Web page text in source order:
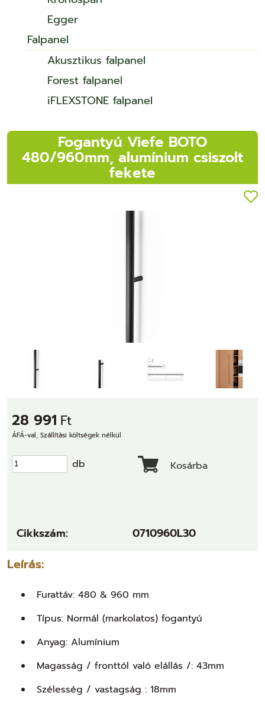
Egger
Falpanel
Akusztikus falpanel
Forest falpanel
iFLEXSTONE falpanel
Fogantyú Viefe BOTO
480/960mm, alumínium csiszolt
fekete
28 991 Ft
ÁFÁ-val, Szállítási költségek nélkül
db Kosárba
Leírás:
Furattáv: 480 & 960 mm
Típus: Normál (markolatos) fogantyú
Anyag: Alumínium
Magasság / fronttól való elállás /: 43mm
Szélesség / vastagság : 18mm
Cikkszám: 0710960L30